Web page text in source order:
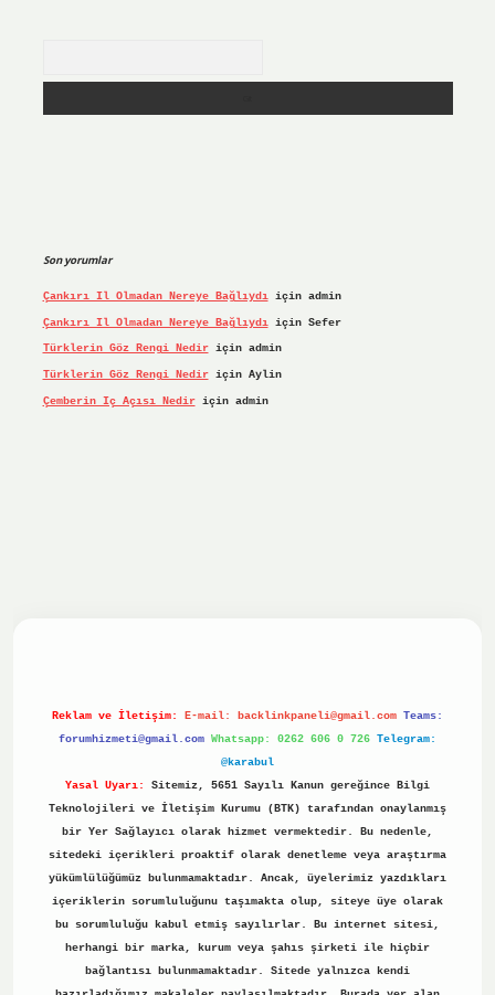
Son yorumlar
Çankırı Il Olmadan Nereye Bağlıydıiçin admin
Çankırı Il Olmadan Nereye Bağlıydıiçin Sefer
Türklerin Göz Rengi Nediriçin admin
Türklerin Göz Rengi Nediriçin Aylin
Çemberin Iç Açısı Nediriçin admin
Reklam ve İletişim: E-mail: backlinkpaneli@gmail.com Teams:
forumhizmeti@gmail.com Whatsapp: 0262 606 0 726 Telegram:
@karabul
Yasal Uyarı:
Sitemiz, 5651 Sayılı Kanun gereğince Bilgi
Teknolojileri ve İletişim Kurumu (BTK) tarafından onaylanmış
bir Yer Sağlayıcı olarak hizmet vermektedir. Bu nedenle,
sitedeki içerikleri proaktif olarak denetleme veya araştırma
yükümlülüğümüz bulunmamaktadır. Ancak, üyelerimiz yazdıkları
içeriklerin sorumluluğunu taşımakta olup, siteye üye olarak
bu sorumluluğu kabul etmiş sayılırlar. Bu internet sitesi,
herhangi bir marka, kurum veya şahıs şirketi ile hiçbir
bağlantısı bulunmamaktadır. Sitede yalnızca kendi